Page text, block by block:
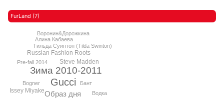
FurLand (7)
Gucci
Зима 2010-2011
Образ дня
Steve Madden
Russian Fashion Roots
Issey Miyake
Тильда Суинтон (Tilda Swinton)
Bogner
Водка
Бант
Pre-fall 2014
Алина Кабаева
Воронин&Дорожкина